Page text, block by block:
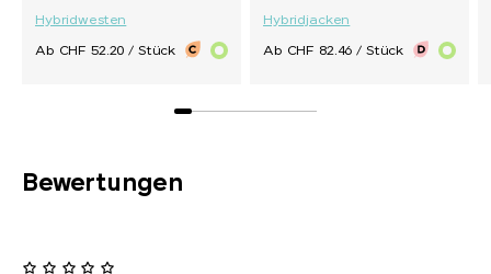
Hybridwesten
Ab CHF 52.20 / Stück
Hybridjacken
Ab CHF 82.46 / Stück
Bewertungen